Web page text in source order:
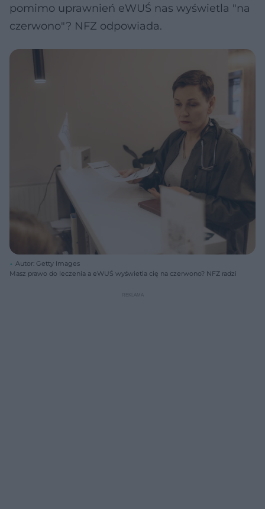
pomimo uprawnień eWUŚ nas wyświetla "na
czerwono"? NFZ odpowiada.
Autor: Getty Images
Masz prawo do leczenia a eWUŚ wyświetla cię na czerwono? NFZ radzi